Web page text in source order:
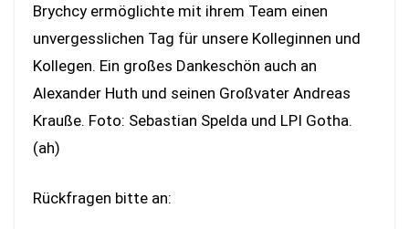
Brychcy ermöglichte mit ihrem Team einen
unvergesslichen Tag für unsere Kolleginnen und
Kollegen. Ein großes Dankeschön auch an
Alexander Huth und seinen Großvater Andreas
Krauße. Foto: Sebastian Spelda und LPI Gotha.
(ah)
Rückfragen bitte an: